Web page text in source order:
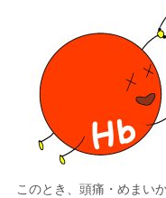
このとき、頭痛・めまい